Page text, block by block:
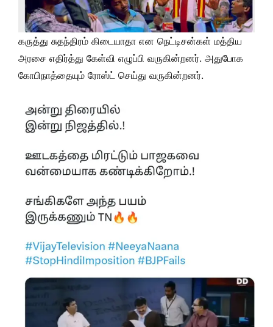
கருத்து சுதந்திரம் கிடையாதா என நெட்டிசன்கள் மத்திய
அரசை எதிர்த்து கேள்வி எழுப்பி வருகின்றனர். அதுபோக
கோபிநாத்தையும் ரோஸ்ட் செய்து வருகின்றனர்.